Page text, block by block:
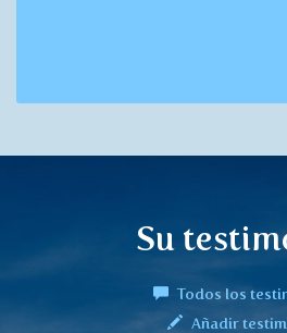
Su
Todos los
Añadir